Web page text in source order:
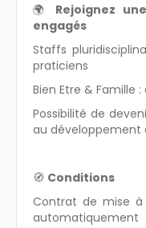
🌍 Rejoignez
engagés
Staffs
praticiens
Bien Etre & Famille
Possibilité de
au développement
🧭 Conditions
Contrat de mise à
automatiquement